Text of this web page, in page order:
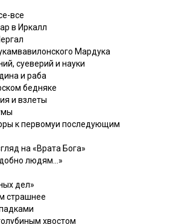
все
в Иркалл
Мардука
суеверий и науки
и раба
бедняке
и взлеты
к первомуи последующим
на «Врата Бога»
людям...»
дел»
страшнее
хвостом